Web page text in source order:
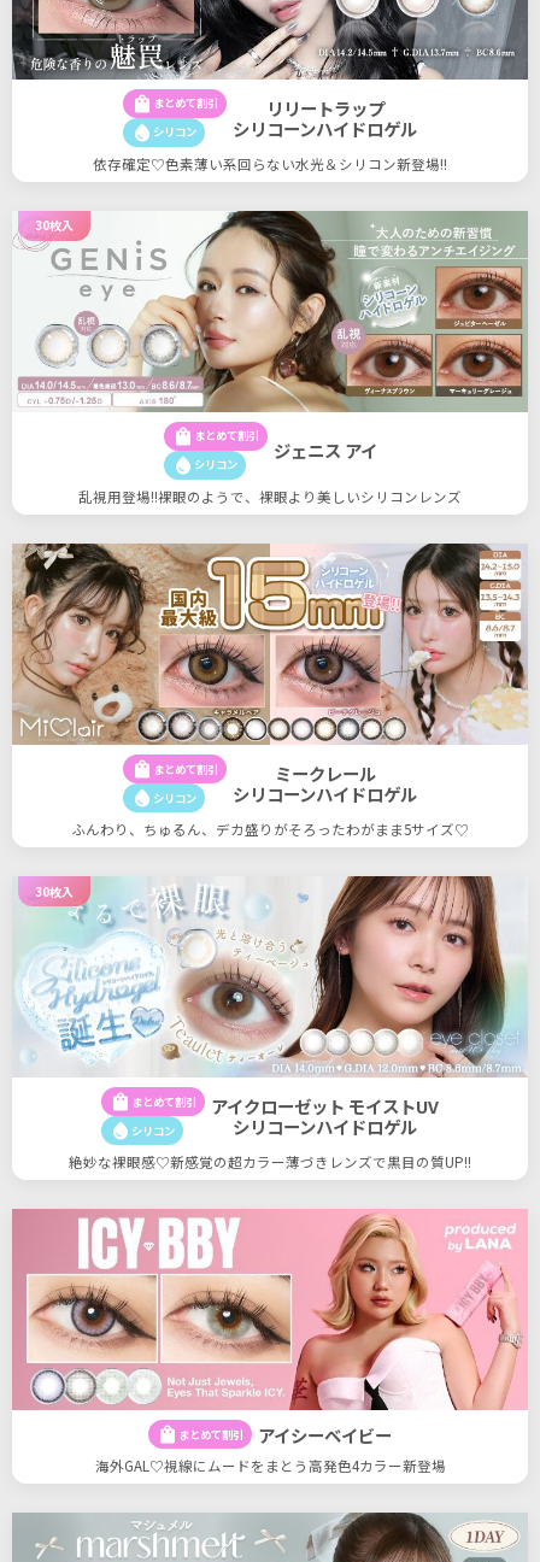
shopping_bag まとめて割引
water_drop シリコン
リリートラップ
シリコーンハイドロゲル
依存確定♡色素薄い系回らない水光＆シリコン新登場!!
30枚入
shopping_bag まとめて割引
water_drop シリコン
ジェニス アイ
乱視用登場!!裸眼のようで、裸眼より美しいシリコンレンズ
shopping_bag まとめて割引
water_drop シリコン
ミークレール
シリコーンハイドロゲル
ふんわり、ちゅるん、デカ盛りがそろったわがまま5サイズ♡
30枚入
shopping_bag まとめて割引
water_drop シリコン
アイクローゼット モイストUV
シリコーンハイドロゲル
絶妙な裸眼感♡新感覚の超カラー薄づきレンズで黒目の質UP!!
shopping_bag まとめて割引 アイシーベイビー
海外GAL♡視線にムードをまとう高発色4カラー新登場